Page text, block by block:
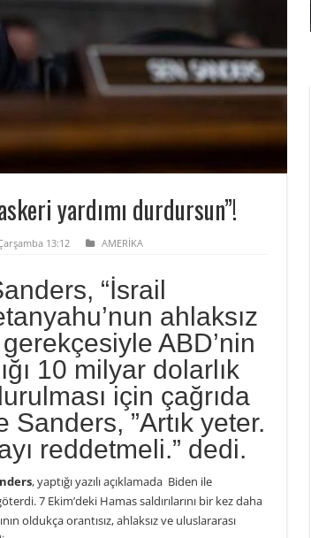
yardımı durdursun”!
13:12 AMERİKA
“İsrail
ahlaksız
gerekçesiyle ABD’nin
10 milyar dolarlık
için çağrıda
”Artık yeter.
reddetmeli.” dedi.
, yaptığı yazılı açıklamada Biden ile
7 Ekim’deki Hamas saldırılarını bir kez daha
oldukça orantısız, ahlaksız ve uluslararası